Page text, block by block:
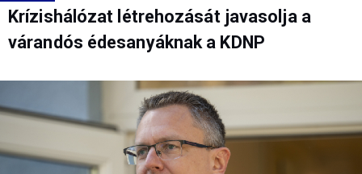
Krízishálózat létrehozását javasolja a
várandós édesanyáknak a KDNP